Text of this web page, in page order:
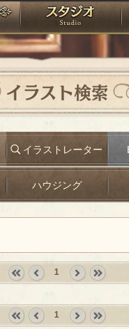
アトリエ
イラスト検索
イラストレーター
ハウジング
first prev
1
›
»
1